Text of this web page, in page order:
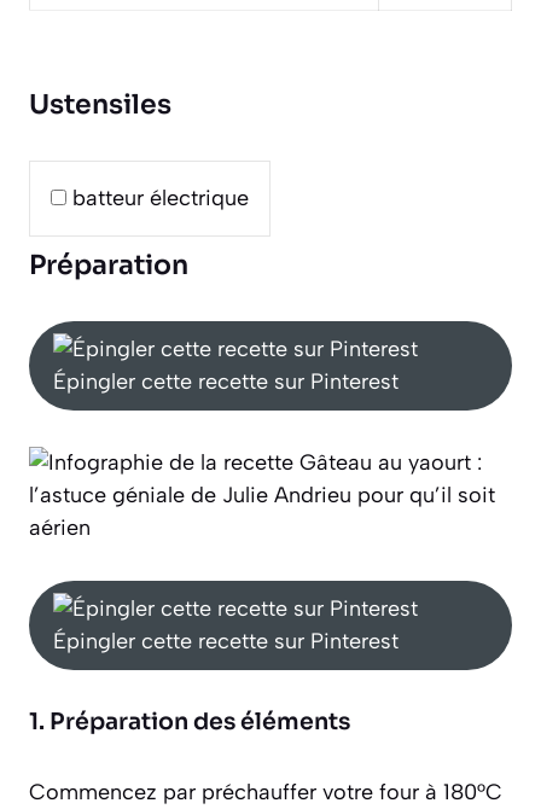
Ustensiles
batteur électrique
Préparation
Épingler cette recette sur Pinterest
Épingler cette recette sur Pinterest
1. Préparation des éléments
Commencez par préchauffer votre four à 180°C